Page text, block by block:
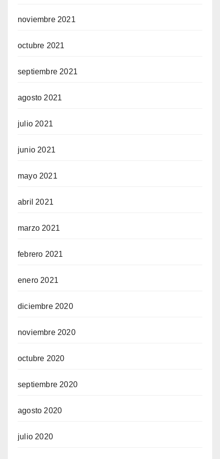
noviembre 2021
octubre 2021
septiembre 2021
agosto 2021
julio 2021
junio 2021
mayo 2021
abril 2021
marzo 2021
febrero 2021
enero 2021
diciembre 2020
noviembre 2020
octubre 2020
septiembre 2020
agosto 2020
julio 2020